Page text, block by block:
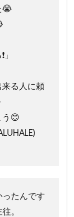
😭
る人に頼
う😊
たんです
。